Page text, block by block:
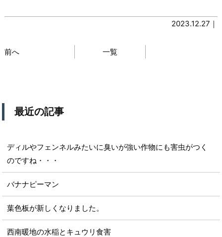
2023.12.27｜
前へ 一覧
最近の記事
ディルやフェンネルみたいに臭いが強い作物にも害虫がつく
のですね・・・
バナナピーマン
葉色板が新しくなりました。
西南暖地の水稲とキュウリ食害